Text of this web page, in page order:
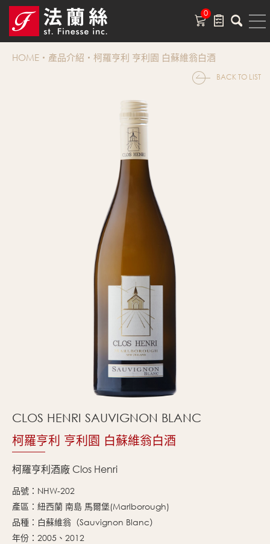
0
HOME 產品介紹 柯羅亨利 亨利園 白蘇維翁白酒
BACK TO LIST
CLOS HENRI SAUVIGNON BLANC
柯羅亨利 亨利園 白蘇維翁白酒
柯羅亨利酒廠 Clos Henri
品號：NHW-202
產區：紐西蘭 南島 馬爾堡(Marlborough)
品種：白蘇維翁（Sauvignon Blanc）
年份：2005、2012